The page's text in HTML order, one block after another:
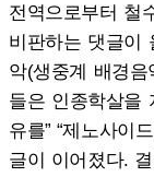
전역으로부터 철
비판하는 댓글이
악(생중계 배경음
들은 인종학살을
유를” “제노사이
글이 이어졌다.